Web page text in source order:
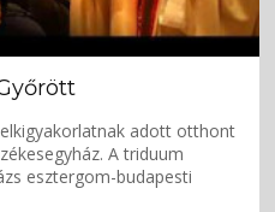
adott otthont
A triduum
esztergom-budapesti